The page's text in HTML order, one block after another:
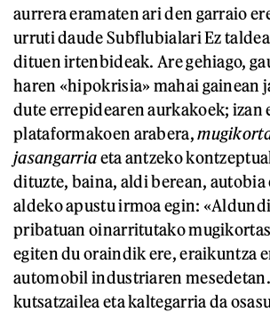
aurrera eramaten ari den garraio
urruti daude Subflubialari Ez
dituen irtenbideak. Are gehiago,
haren «hipokrisia» mahai gainean
dute errepidearen aurkakoek; izan
plataformakoen arabera,
jasangarriaeta antzeko
dituzte, baina, aldi berean,
aldeko apustu irmoa egin:
pribatuan oinarritutako
egiten du oraindik ere, eraikuntza
automobil industriaren
kutsatzailea eta kaltegarria da